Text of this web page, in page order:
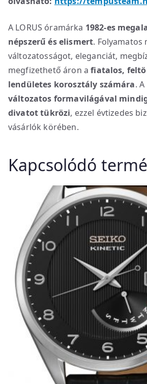
A LORUS óramárka 1982-es
népszerű és elismert. Folyamatos
változatosságot, eleganciát,
megfizethető áron afiatalos,
lendületes korosztály számára.
változatos formavilágával
divatot tükrözi, ezzel évtizedes
vásárlók körében.
Kapcsolódó